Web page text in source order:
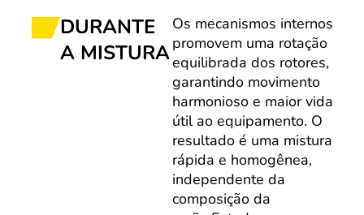
DURANTE
A MISTURA
Os mecanismos internos
promovem uma rotação
equilibrada dos rotores,
garantindo movimento
harmonioso e maior vida
útil ao equipamento. O
resultado é uma mistura
rápida e homogênea,
independente da
composição da